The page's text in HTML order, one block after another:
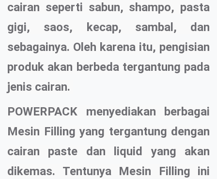
cairan seperti sabun, shampo, pasta
gigi, saos, kecap, sambal, dan
sebagainya. Oleh karena itu, pengisian
produk akan berbeda tergantung pada
jenis cairan.
POWERPACK menyediakan berbagai
Mesin Filling yang tergantung dengan
cairan paste dan liquid yang akan
dikemas. Tentunya Mesin Filling ini